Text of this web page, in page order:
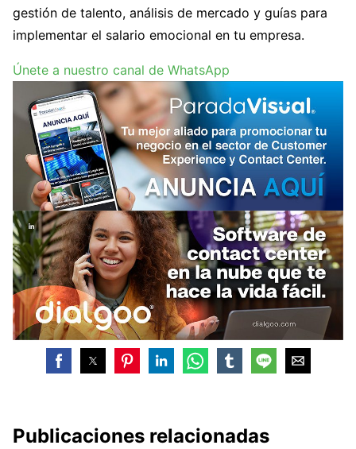
gestión de talento, análisis de mercado y guías para
implementar el salario emocional en tu empresa.
Únete a nuestro canal de WhatsApp
Publicaciones relacionadas